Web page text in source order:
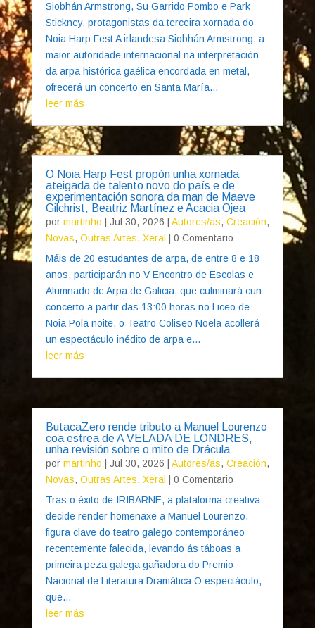
Siobhán Armstrong, Su Garrido Pombo e Park
Stickney, protagonistas da terceira xornada do
Noia Harp Fest A irlandesa Siobhán Armstrong, a
maior autoridade internacional na interpretación
da arpa histórica gaélica encordada en metal,
ofrecerá un concerto en Santa María...
leer más
O Noia Harp Fest propón unha xornada
ateigada de talento novo do país e de
experimentación sonora da man de Maeve
Gilchrist, Beatriz Martínez e Acacia Ojea
por martinho Jul 30, 2026 Autores/as, Creación,
Novas, Outras Artes, Xeral
| 0 Comentario
Máis de 20 estudantes de arpa, de entre 8 e 18
anos, participarán no V Encontro de Escolas e
Alumnado de Arpa de Galicia, que culminará cun
concerto a partir das 13:00 horas no Liceo de
Noia Pola noite, o Teatro Coliseo Noela acollerá
un espectáculo inédito de arpa e...
leer más
ButacaZero rende tributo a Manuel Lourenzo
coa estrea de A VELADA DE LONDRES,
unha revisión sobre o mito de Drácula
por martinho Jul 30, 2026 Autores/as, Creación,
Novas, Outras Artes, Xeral
| 0 Comentario
Tras o éxito de IRIBARNE, a plataforma creativa
decide render homenaxe a Manuel Lourenzo,
figura clave do teatro galego contemporáneo
recentemente falecida, levando ás táboas a
primeira peza galega gañadora do Premio
Nacional de Literatura Dramática O espectáculo,
que...
leer más